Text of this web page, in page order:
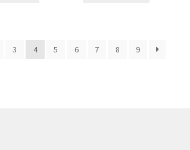
3 4 5 6 7 8 9